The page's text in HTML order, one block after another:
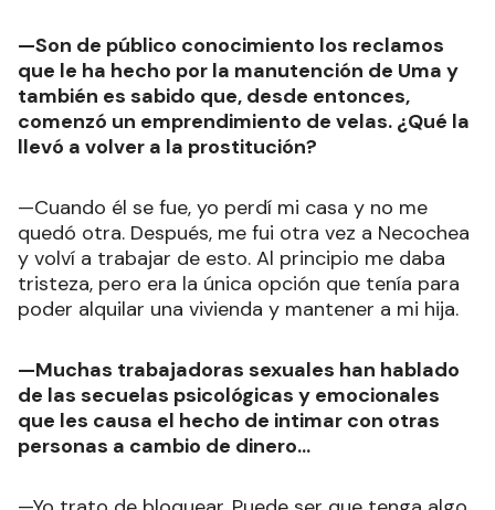
—Son de público conocimiento los reclamos
que le ha hecho por la manutención de Uma y
también es sabido que, desde entonces,
comenzó un emprendimiento de velas. ¿Qué la
llevó a volver a la prostitución?
—Cuando él se fue, yo perdí mi casa y no me
quedó otra. Después, me fui otra vez a Necochea
y volví a trabajar de esto. Al principio me daba
tristeza, pero era la única opción que tenía para
poder alquilar una vivienda y mantener a mi hija.
—Muchas trabajadoras sexuales han hablado
de las secuelas psicológicas y emocionales
que les causa el hecho de intimar con otras
personas a cambio de dinero...